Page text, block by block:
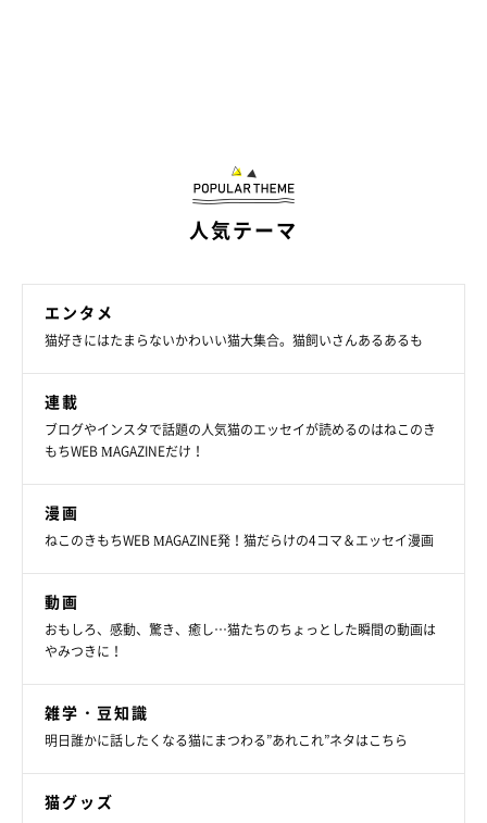
ねこのきもち投稿写真ギャラリー
人気テーマ
エンタメ
猫好きにはたまらないかわいい猫大集合。猫飼いさんあるあるも
連載
ブログやインスタで話題の人気猫のエッセイが読めるのはねこのき
もちWEB MAGAZINEだけ！
漫画
ねこのきもちWEB MAGAZINE発！猫だらけの4コマ＆エッセイ漫画
動画
おもしろ、感動、驚き、癒し…猫たちのちょっとした瞬間の動画は
やみつきに！
雑学・豆知識
明日誰かに話したくなる猫にまつわる”あれこれ”ネタはこちら
猫グッズ